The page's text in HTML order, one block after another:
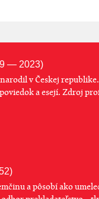
— 2023)
v Českej
a esejí. Zdroj
a pôsobí ako